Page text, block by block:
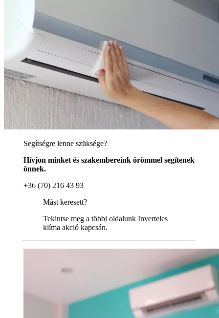
Segítségre lenne szüksége?
Hívjon minket és szakembereink örömmel segítenek
önnek.
+36 (70) 216 43 93
Mást keresett?
Tekintse meg a többi oldalunk Inverteles
klíma akció kapcsán.